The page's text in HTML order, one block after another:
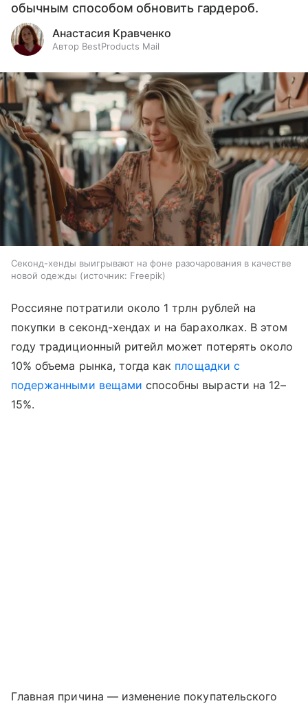
обычным способом обновить гардероб.
Анастасия Кравченко
Автор BestProducts Mail
Секонд-хенды выигрывают на фоне разочарования в качестве
новой одежды
источник: Freepik
Россияне потратили около 1 трлн рублей на
покупки в секонд-хендах и на барахолках. В этом
году традиционный ритейл может потерять около
10% объема рынка, тогда как площадки с
подержанными вещами способны вырасти на 12–
15%.
Главная причина — изменение покупательского